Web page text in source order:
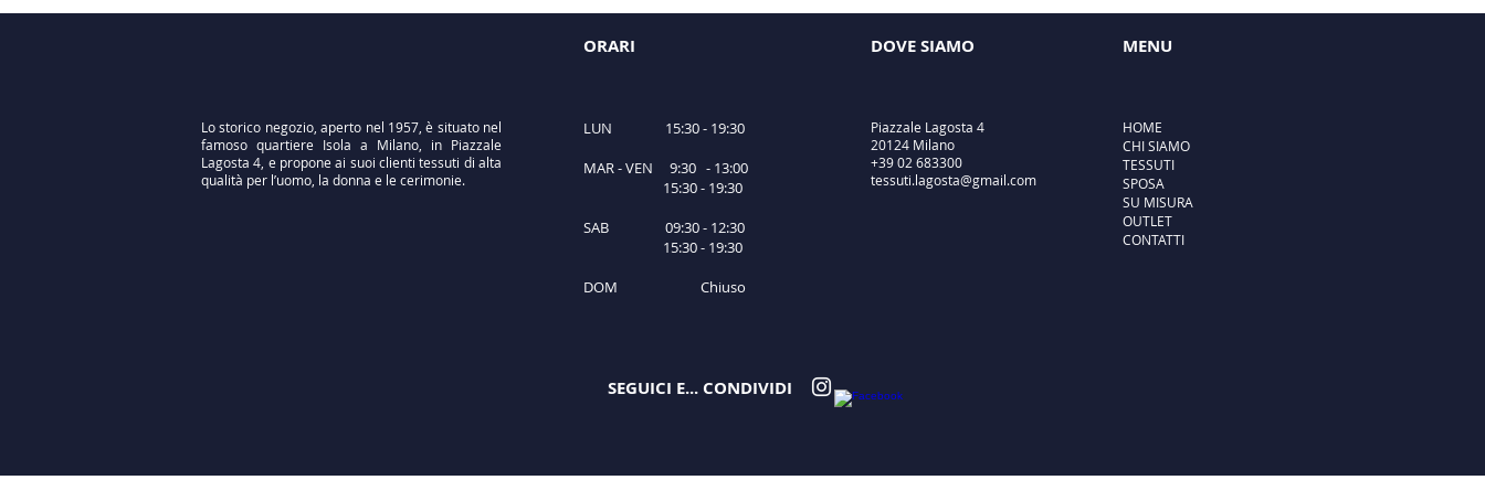
Lo storico negozio, aperto nel 1957, è situato nel
famoso quartiere Isola a Milano, in Piazzale
Lagosta 4, e propone ai suoi clienti tessuti di alta
qualità per l’uomo, la donna e le cerimonie.
ORARI
LUN 15:30 - 19:30
MAR - VEN 9:30 - 13:00
15:30 - 19:30
SAB 09:30 - 12:30
15:30 - 19:30
DOM Chiuso
DOVE SIAMO
Piazzale Lagosta 4
20124 Milano
+39 02 683300
tessuti.lagosta@gmail.com
MENU
HOME
CHI SIAMO
TESSUTI
SPOSA
SU MISURA
OUTLET
CONTATTI
SEGUICI E... CONDIVIDI